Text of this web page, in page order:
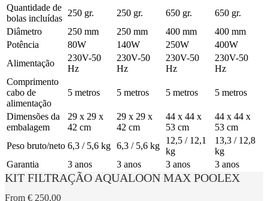
Quantidade de
bolas incluídas
250 gr. 250 gr. 650 gr.
650 gr.
Diâmetro
250 mm 250 mm 400 mm
400 mm
Potência
80W 140W 250W
400W
Alimentação
230V-50
Hz
230V-50
Hz
230V-50
Hz
230V-50
Hz
Comprimento
cabo de
alimentação
5 metros 5 metros 5 metros 5 metros
Dimensões da
embalagem
29 x 29 x
42 cm
29 x 29 x
42 cm
44 x 44 x
53 cm
44 x 44 x
53 cm
Peso bruto/neto 6,3 / 5,6 kg 6,3 / 5,6 kg
12,5 / 12,1
kg
13,3 / 12,8
kg
Garantia
3 anos 3 anos 3 anos 3 anos
KIT FILTRAÇÃO AQUALOON MAX POOLEX
From € 250,00